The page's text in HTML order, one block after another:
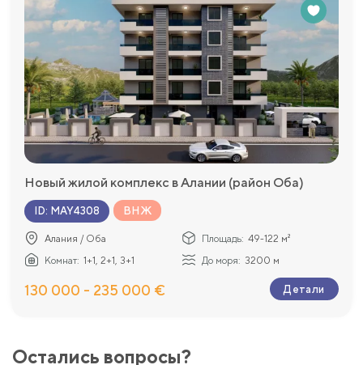
Новый жилой комплекс в Алании (район Оба)
ID: MAY4308 ВНЖ
Алания / Оба Площадь: 49-122 м²
Комнат: 1+1, 2+1, 3+1 До моря: 3200 м
130 000 - 235 000 € Детали
Остались вопросы?